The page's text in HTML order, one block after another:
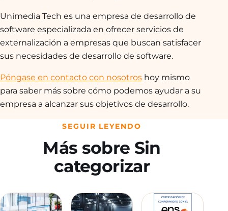
Unimedia Tech es una empresa de desarrollo de
software especializada en ofrecer servicios de
externalización a empresas que buscan satisfacer
sus necesidades de desarrollo de software.
Póngase en contacto con nosotros hoy mismo
para saber más sobre cómo podemos ayudar a su
empresa a alcanzar sus objetivos de desarrollo.
SEGUIR LEYENDO
Más sobre Sin
categorizar